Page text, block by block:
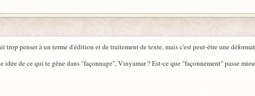
trop penser à un terme d'édition et de traitement de texte, mais c'est peut-être une
idée de ce qui te gêne dans "façonnage", Vinyamar ? Est-ce que "façonnement" passe